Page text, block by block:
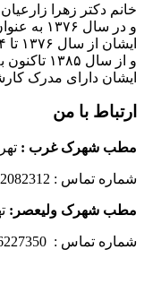
خانم دکتر زهرا زارعیان در سال ۱۳۷۱ به عنوان پزشک عمومی از دانشگاه
و در سال ۱۳۷۶ به عنوان متخصص زنان و زایمان فارق التحصیل شدند
ایشان از سال ۱۳۷۶ تا ۱۳۸۴ استادیار دانشگاه علوم پزشکی جهرم بودند
و از سال ۱۳۸۵ تاکنون به عنوان متخصص زنان و زایمان در مرکز IVF بیمارستان پارسیان فعالیت دارند.
ایشان دارای مدرک
ارتباط با من
مطب شهرک غرب :
شماره تماس : 22082312 – 22386106
مطب شهرک ولیعصر:
شماره تماس : 66227350